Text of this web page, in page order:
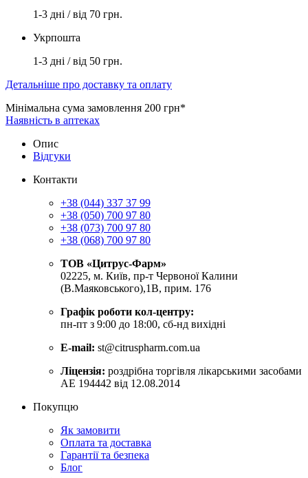
1-3 дні / від 70 грн.
Укрпошта
1-3 дні / від 50 грн.
Детальніше про доставку та оплату
Мінімальна сума замовлення 200 грн*
Наявність в аптеках
Опис
Відгуки
Контакти
+38 (044) 337 37 99
+38 (050) 700 97 80
+38 (073) 700 97 80
+38 (068) 700 97 80
ТОВ «Цитрус-Фарм»
02225, м. Київ, пр-т Червоної Калини
(В.Маяковського),1В, прим. 176
Графік роботи кол-центру:
пн-пт з 9:00 до 18:00, сб-нд вихідні
E-mail: st@citruspharm.com.ua
Ліцензія: роздрібна торгівля лікарськими засобами
АЕ 194442 від 12.08.2014
Покупцю
Як замовити
Оплата та доставка
Гарантії та безпека
Блог